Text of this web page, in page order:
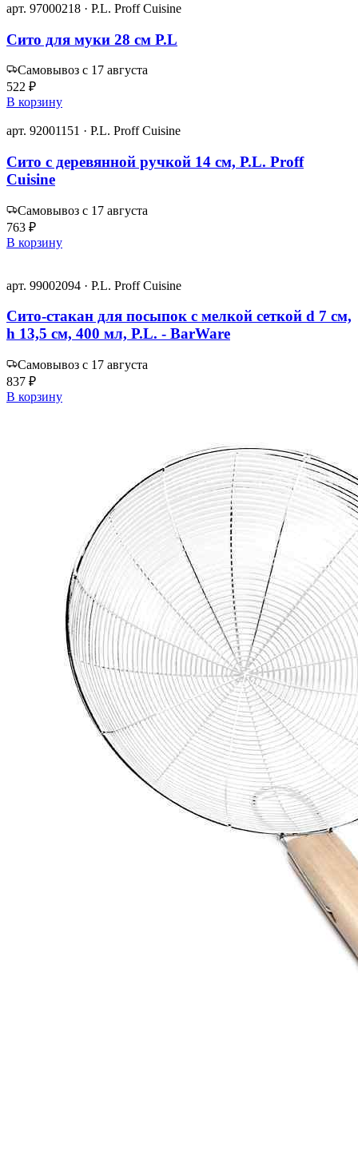
арт. 97000218 · P.L. Proff Cuisine
Сито для муки 28 см P.L
Самовывоз с 17 августа
522 ₽
В корзину
арт. 92001151 · P.L. Proff Cuisine
Сито с деревянной ручкой 14 см, P.L. Proff
Cuisine
Самовывоз с 17 августа
763 ₽
В корзину
арт. 99002094 · P.L. Proff Cuisine
Сито-стакан для посыпок с мелкой сеткой d 7 см,
h 13,5 см, 400 мл, P.L. - BarWare
Самовывоз с 17 августа
837 ₽
В корзину